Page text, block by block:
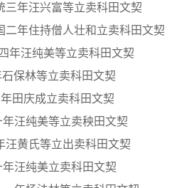
三年汪兴富等立卖科田文契
二年住持僧人壮和立卖科田文契
年汪纯美等立卖科田文契
保林等立卖科田文契
田庆成立卖科田文契
汪纯美等立卖秧田文契
汪黄氏等立出卖科田文契
汪纯美立卖科田文契